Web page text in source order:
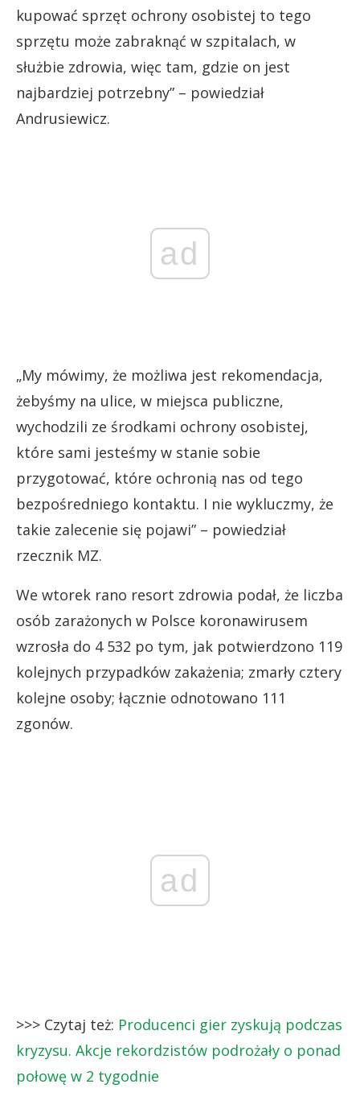
kupować sprzęt ochrony osobistej to tego
sprzętu może zabraknąć w szpitalach, w
służbie zdrowia, więc tam, gdzie on jest
najbardziej potrzebny” – powiedział
Andrusiewicz.
ad
„My mówimy, że możliwa jest rekomendacja,
żebyśmy na ulice, w miejsca publiczne,
wychodzili ze środkami ochrony osobistej,
które sami jesteśmy w stanie sobie
przygotować, które ochronią nas od tego
bezpośredniego kontaktu. I nie wykluczmy, że
takie zalecenie się pojawi” – powiedział
rzecznik MZ.
We wtorek rano resort zdrowia podał, że liczba
osób zarażonych w Polsce koronawirusem
wzrosła do 4 532 po tym, jak potwierdzono 119
kolejnych przypadków zakażenia; zmarły cztery
kolejne osoby; łącznie odnotowano 111
zgonów.
ad
>>> Czytaj też: Producenci gier zyskują podczas
kryzysu. Akcje rekordzistów podrożały o ponad
połowę w 2 tygodnie